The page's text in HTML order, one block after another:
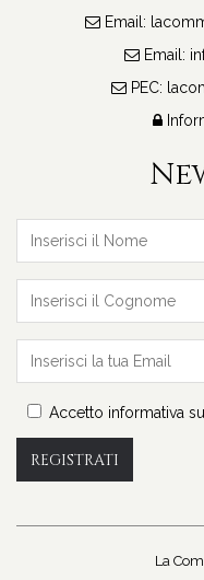
Email:
Email:
PEC:
Accetto informativa
REGISTRATI
La